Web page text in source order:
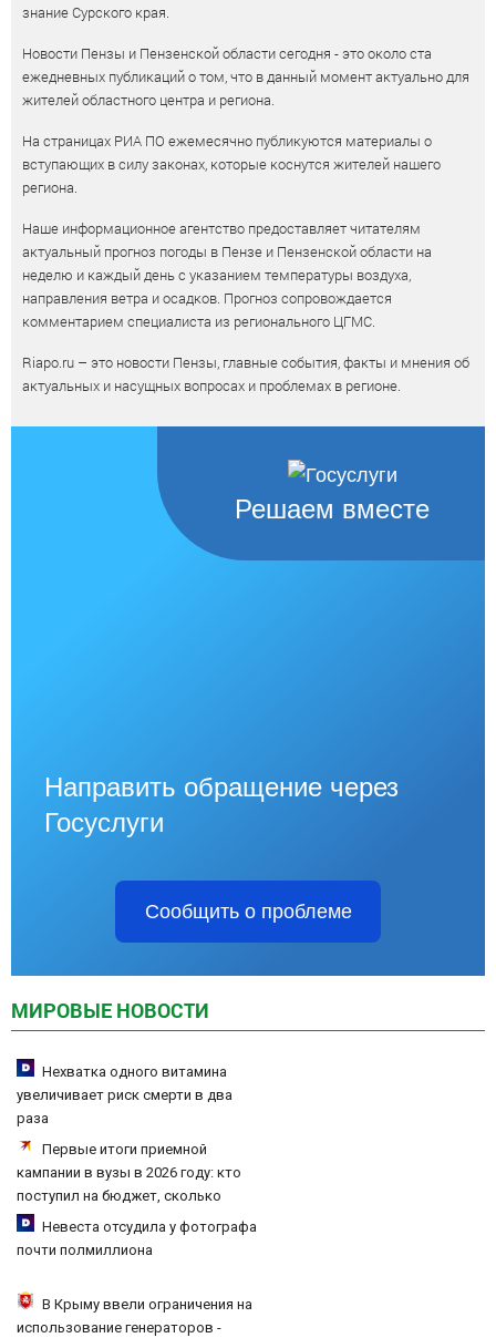
знание Сурского края.
Новости Пензы и Пензенской области сегодня - это около ста
ежедневных публикаций о том, что в данный момент актуально для
жителей областного центра и региона.
На страницах РИА ПО ежемесячно публикуются материалы о
вступающих в силу законах, которые коснутся жителей нашего
региона.
Наше информационное агентство предоставляет читателям
актуальный прогноз погоды в Пензе и Пензенской области на
неделю и каждый день с указанием температуры воздуха,
направления ветра и осадков. Прогноз сопровождается
комментарием специалиста из регионального ЦГМС.
Riapo.ru – это новости Пензы, главные события, факты и мнения об
актуальных и насущных вопросах и проблемах в регионе.
Решаем вместе
Направить обращение через
Госуслуги
Сообщить о проблеме
МИРОВЫЕ НОВОСТИ
Нехватка одного витамина
увеличивает риск смерти в два
раза
Первые итоги приемной
кампании в вузы в 2026 году: кто
поступил на бюджет, сколько
олимпиадников, результаты,
Невеста отсудила у фотографа
почти полмиллиона
В Крыму ввели ограничения на
использование генераторов -